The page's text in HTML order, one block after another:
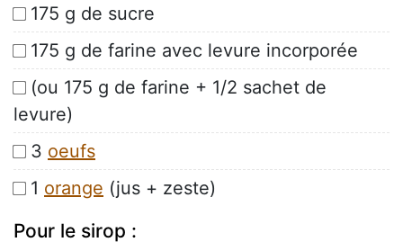
175 g de sucre
175 g de farine avec levure incorporée
(ou 175 g de farine + 1/2 sachet de
levure)
3 oeufs
1 orange (jus + zeste)
Pour le sirop :